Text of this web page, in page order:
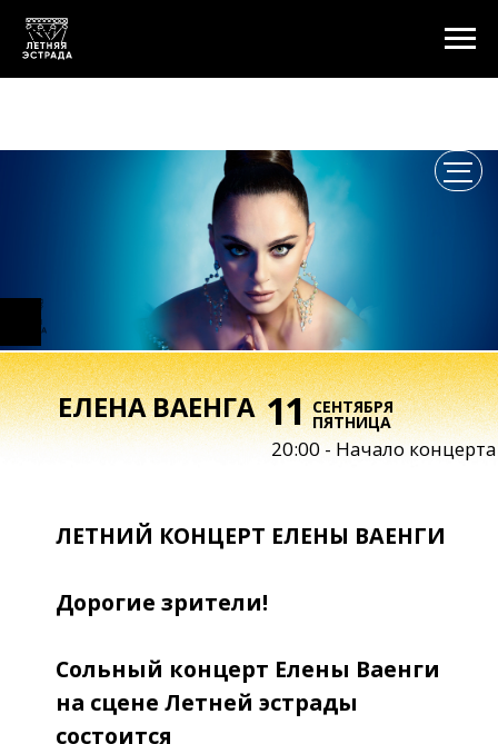
20:00 - Начало концерта
ЕЛЕНА ВАЕНГА 11 СЕНТЯБРЯ
ПЯТНИЦА
ЛЕТНИЙ КОНЦЕРТ ЕЛЕНЫ ВАЕНГИ
Дорогие зрители!
состоится
двери, чтобы наполнить тысячи
сердец праздником. На сцене Анапы
коллективом будет дарить вам
самые яркие эмоции и
незабываемые моменты жизни.